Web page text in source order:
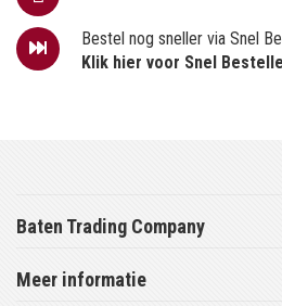
Bestel nog sneller via Snel
Klik hier voor Snel
Baten Trading Company
Meer informatie